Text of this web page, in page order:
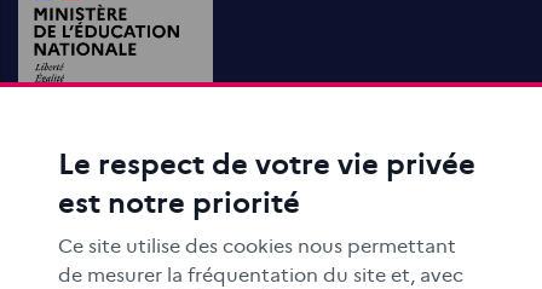
ACTIONS ÉDUCATIVES
FORMATION
RESSOURCES
MÉDIAS SCOLAIRES
Le respect de votre vie privée
est notre priorité
Ce site utilise des cookies nous permettant
de mesurer la fréquentation du site et, avec